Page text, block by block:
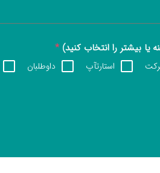
یا بیشتر را انتخاب کنید) *
استارتآپ داوطلبان